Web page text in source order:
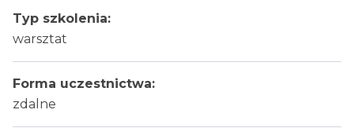
Typ szkolenia:
warsztat
Forma uczestnictwa:
zdalne